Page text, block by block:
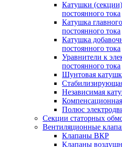
Катушки (секции)
постоянного тока
Катушка
постоянного тока
Катушка
постоянного тока
Уравнители к
постоянного тока
Шунтовая
Независимая
Полюс
Секции статорных
Вентиляционные
Клапаны ВКР
Клапаны